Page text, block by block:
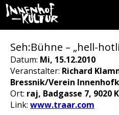
Seh:Bühne – „hell-
Datum: Mi, 15.12.2010
Veranstalter: Richard
Bressnik/Verein
Ort: raj, Badgasse 7, 9020
Link: www.traar.com